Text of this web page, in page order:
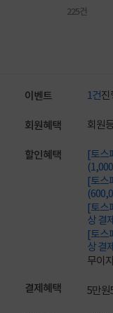
225건
이벤트 1건진
회원혜택 회원
할인혜택
[토스
[토스
[토스
상 결
[토스
상 결
무이
결제혜택 5만원